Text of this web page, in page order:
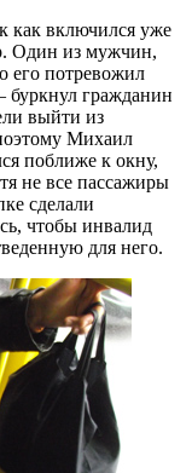
как включился уже
Один из мужчин,
его потревожил
буркнул гражданин
выйти из
Михаил
поближе к окну,
не все пассажиры
сделали
чтобы инвалид
для него.